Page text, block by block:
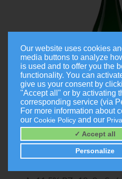
Jo-Secco
Trocken
9,00 €
Our website uses cookies
media buttons to analyze
is used and to offer you the
functionality. You can
give us your consent by
"Accept all" or by activating
corresponding service (via
For more information about
our Cookie Policy and our
✓ Accept all
Personalize